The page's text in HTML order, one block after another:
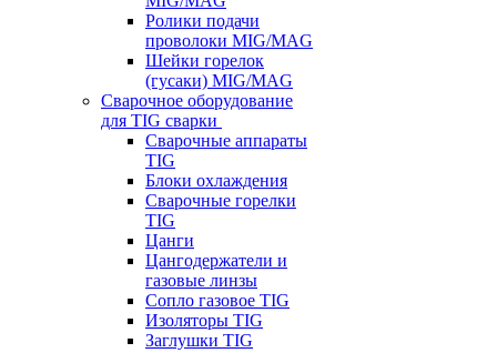
Ролики подачи
проволоки MIG/MAG
Шейки горелок
(гусаки) MIG/MAG
Сварочное оборудование
для TIG сварки
Сварочные аппараты
TIG
Блоки охлаждения
Сварочные горелки
TIG
Цанги
Цангодержатели и
газовые линзы
Сопло газовое TIG
Изоляторы TIG
Заглушки TIG